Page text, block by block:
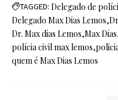
TAGGED: Delegado de
Delegado Max Dias Lemos
Dr. Max dias Lemos Max Dias
polícia civil max lemos
quem é Max Dias Lemos